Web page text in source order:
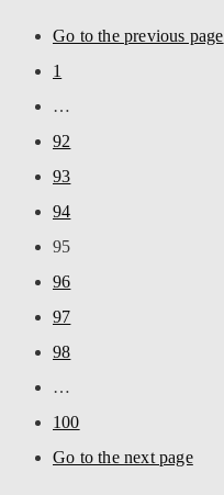
Go to the previous page
1
…
92
93
94
95
96
97
98
…
100
Go to the next page